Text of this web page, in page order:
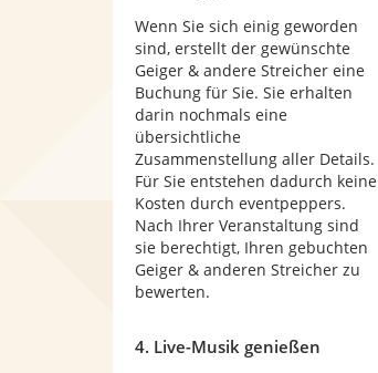
Wenn Sie sich einig geworden
sind, erstellt der gewünschte
Geiger & andere Streicher eine
Buchung für Sie. Sie erhalten
darin nochmals eine
übersichtliche
Zusammenstellung aller Details.
Für Sie entstehen dadurch keine
Kosten durch eventpeppers.
Nach Ihrer Veranstaltung sind
sie berechtigt, Ihren gebuchten
Geiger & anderen Streicher zu
bewerten.
4. Live-Musik genießen